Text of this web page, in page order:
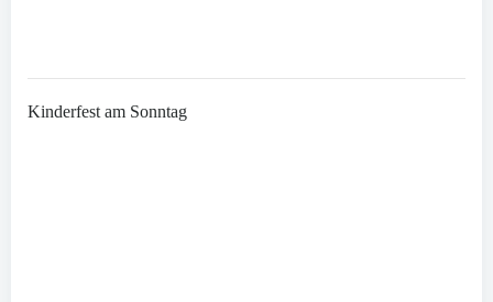
Kinderfest am Sonntag